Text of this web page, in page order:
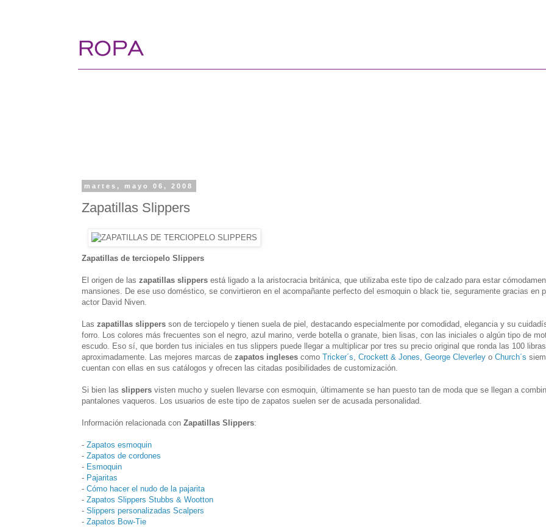
martes, mayo 06, 2008
Zapatillas Slippers
Zapatillas de terciopelo Slippers
El origen de las zapatillas slippers está ligado a la aristocracia británica, que utilizaba este tipo de calzado para estar
mansiones. De ese uso doméstico, se convirtieron en el acompañante perfecto del esmoquin o black tie, seguramente gracias en
actor David Niven.
Las zapatillas slippers son de terciopelo y tienen suela de piel, destacando especialmente por comodidad, elegancia y su
forro. Los colores más frecuentes son el negro, azul marino, verde botella o granate, bien lisas, con las iniciales o algún tipo de
escudo. Eso sí, que borden tus iniciales en tus slippers puede llegar a multiplicar por tres su precio original que ronda las 100 libras
aproximadamente. Las mejores marcas de zapatos ingleses como Tricker´s Crockett & Jones George Cleverley o Church´s
cuentan con ellas en sus catálogos y ofrecen las citadas posibilidades de customización.
Si bien las slippers visten mucho y suelen llevarse con esmoquin, últimamente se han puesto tan de moda que se llegan a
pantalones vaqueros. Los usuarios de este tipo de zapatos suelen ser de acusada personalidad.
Información relacionada con Zapatillas Slippers:
- Zapatos esmoquin
- Zapatos de cordones
- Esmoquin
- Pajaritas
- Cómo hacer el nudo de la pajarita
- Zapatos Slippers Stubbs & Wootton
- Slippers personalizadas Scalpers
- Zapatos Bow-Tie